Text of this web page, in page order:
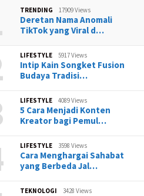
TRENDING 17909 Views
Deretan Nama Anomali
TikTok yang Viral d…
LIFESTYLE 5917 Views
Intip Kain Songket Fusion
Budaya Tradisi…
LIFESTYLE 4089 Views
5 Cara Menjadi Konten
Kreator bagi Pemul…
LIFESTYLE 3598 Views
Cara Menghargai Sahabat
yang Berbeda Jal…
TEKNOLOGI 3428 Views